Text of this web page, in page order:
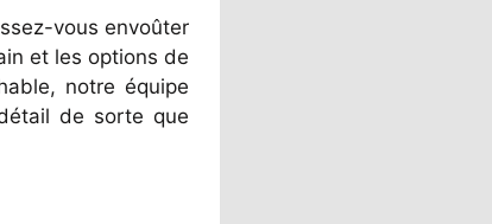
vous envoûter
et les options de
notre équipe
de sorte que